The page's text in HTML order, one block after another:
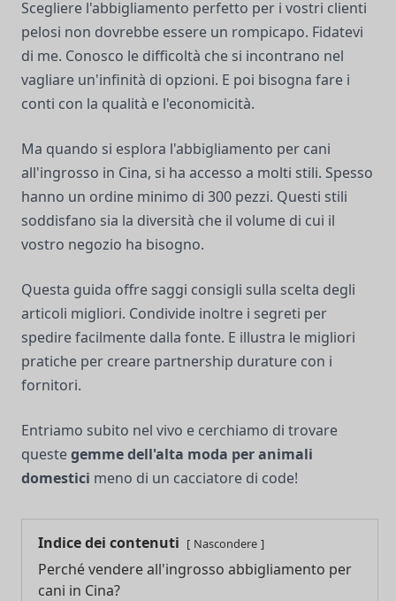
Scegliere l'abbigliamento perfetto per i vostri clienti
pelosi non dovrebbe essere un rompicapo. Fidatevi
di me. Conosco le difficoltà che si incontrano nel
vagliare un'infinità di opzioni. E poi bisogna fare i
conti con la qualità e l'economicità.
Ma quando si esplora l'abbigliamento per cani
all'ingrosso in Cina, si ha accesso a molti stili. Spesso
hanno un ordine minimo di 300 pezzi. Questi stili
soddisfano sia la diversità che il volume di cui il
vostro negozio ha bisogno.
Questa guida offre saggi consigli sulla scelta degli
articoli migliori. Condivide inoltre i segreti per
spedire facilmente dalla fonte. E illustra le migliori
pratiche per creare partnership durature con i
fornitori.
Entriamo subito nel vivo e cerchiamo di trovare
questegemme dell'alta moda per animali
domestici meno di un cacciatore di code!
Indice dei contenuti Nascondere
Perché vendere all'ingrosso abbigliamento per
cani in Cina?